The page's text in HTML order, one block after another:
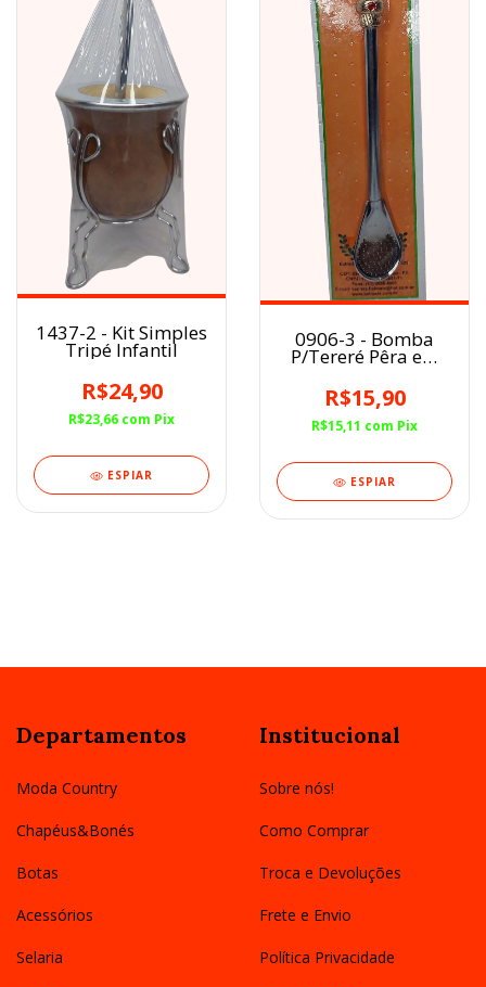
1437-2 - Kit Simples
Tripé Infantil
R$24,90
R$23,66 com Pix
ESPIAR
0906-3 - Bomba
P/Tereré Pêra em
R$15,90
R$15,11 com Pix
ESPIAR
Departamentos
Moda Country
Chapéus&Bonés
Botas
Acessórios
Selaria
Institucional
Sobre nós!
Como Comprar
Troca e Devoluções
Frete e Envio
Política Privacidade